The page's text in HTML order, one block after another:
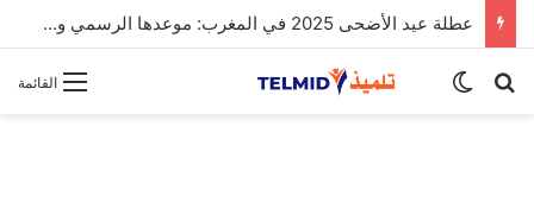
عطلة عيد الأضحى 2025 في المغرب: موعدها الرسمي وتفاصيل الإجازة
القائمة بحث عنالوضع المظلم